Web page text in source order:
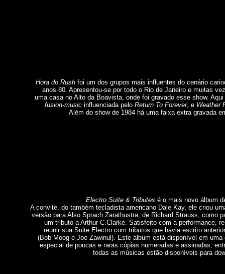
Hora do Rush foi um dos grupos mais influentes do cenário
anos 80. Apresentou-se por todo o Rio de Janeiro e muitas
uma casa no Alto da Boavista, onde foi gravado esse show.
fusion-music influenciada pelo Return To Forever, e Weather
Além do show de 1984 há uma faixa extra gravada
Electro Suite & Tributes é o mais novo álbum
A convite, do também tecladista americano Dale Kay, ele criou
versão para Also Sprach Zarathustra, de Richard Strauss, como
um tributo a Arthur C.Clarke. Satisfeito com a performance,
reunir sua Suite Electro com tributos que havia escrito
(Bob Moog e Joe Zawinul). Este álbum está disponível em uma
especial de poucas e raras cópias numeradas e assinadas,
todas as músicas estão disponíveis para